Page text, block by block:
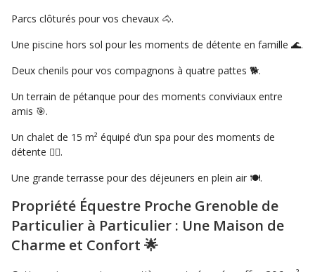
Parcs clôturés pour vos chevaux 🐴.
Une piscine hors sol pour les moments de détente en famille 🌊.
Deux chenils pour vos compagnons à quatre pattes 🐕.
Un terrain de pétanque pour des moments conviviaux entre
amis 🎯.
Un chalet de 15 m² équipé d’un spa pour des moments de
détente 💆‍♀️.
Une grande terrasse pour des déjeuners en plein air 🍽️.
Propriété Équestre Proche Grenoble de
Particulier à Particulier : Une Maison de
Charme et Confort 🌟